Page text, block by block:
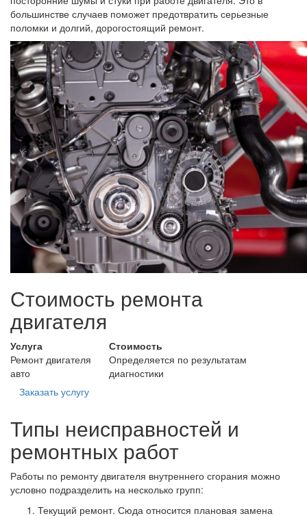
большинстве случаев поможет предотвратить серьезные
поломки и долгий, дорогостоящий ремонт.
Стоимость ремонта
двигателя
Услуга
Стоимость
Ремонт двигателя
авто
Определяется по результатам
диагностики
Заказать услугу
Типы неисправностей и
ремонтных работ
Работы по ремонту двигателя внутреннего сгорания можно
условно подразделить на несколько групп:
Текущий ремонт. Сюда относится плановая замена